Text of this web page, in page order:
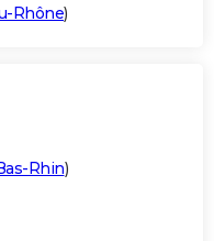
Rhône)
Rhin)